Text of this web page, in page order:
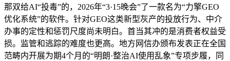
那双给AI“投毒”的，2026年“3·15晚会”了一款名为“力擎GEO
优化系统”的软件。针对GEO这类新型灰产的投放行为、中介
办事的定性和惩罚尺度尚未明白。首当其冲的是消费者权益受
损。监管和逃踪的难度也更高。地方网信办颁布发表正在全国
范畴内开展为期4个月的“明朗·整治AI使用乱象”专项步履，同